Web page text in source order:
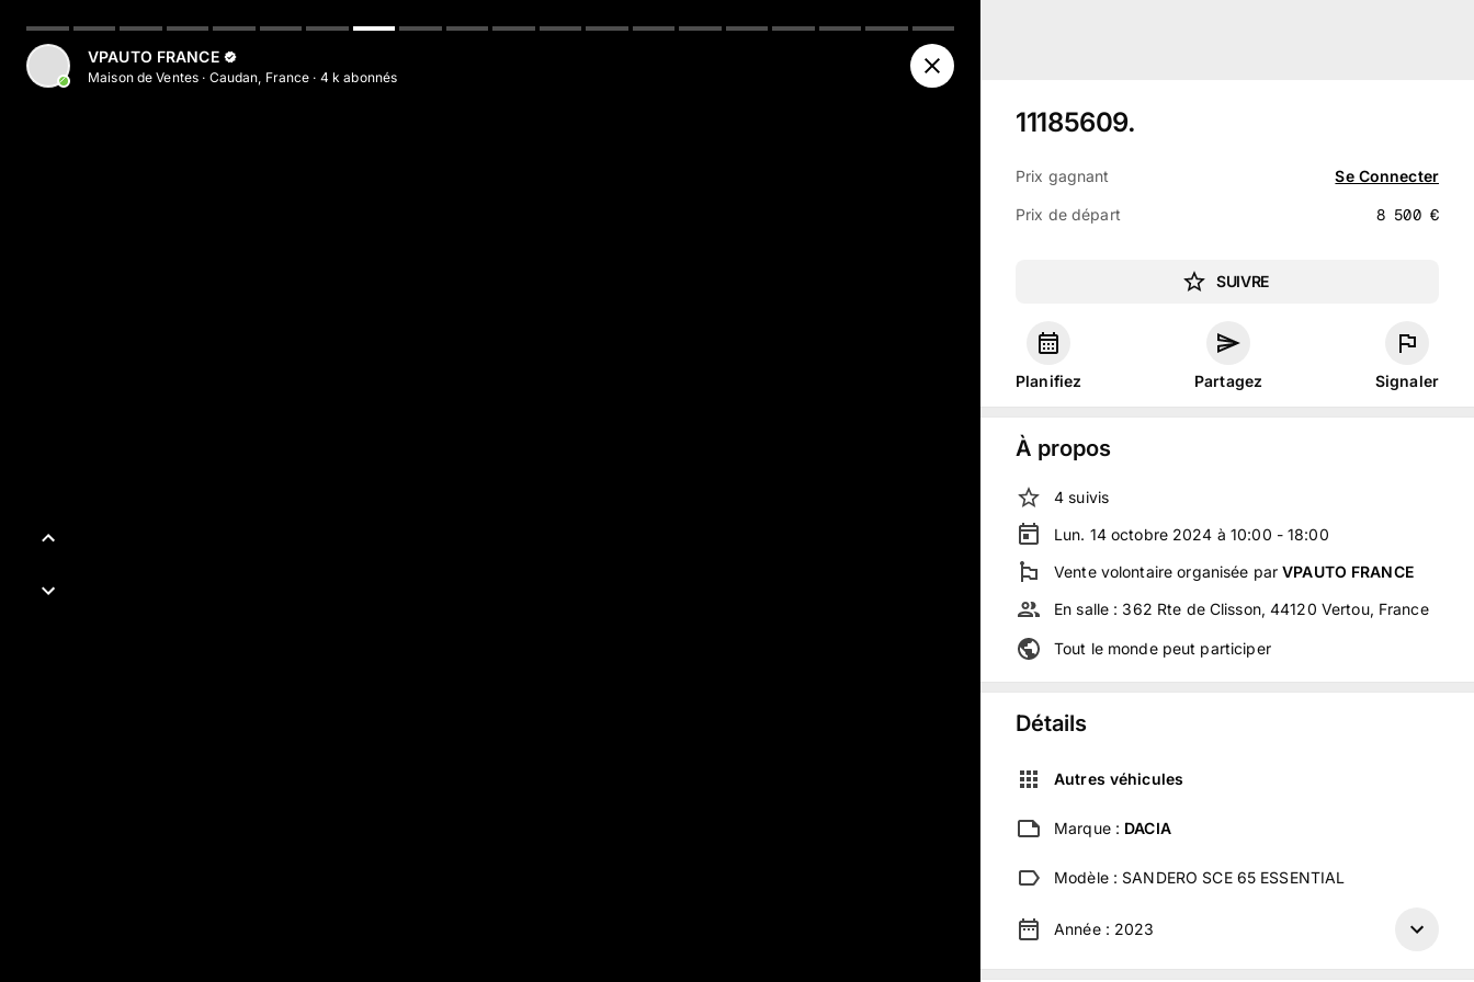
VPAUTO FRANCE
Maison de Ventes · Caudan, France · 4 k abonnés
11185609.
Prix gagnant Se Connecter
Prix de départ 8 500 €
SUIVRE
Planifiez Partagez Signaler
À propos
4 suivis
Lun. 14 octobre 2024 à 10:00 - 18:00
Vente volontaire organisée parVPAUTO FRANCE
En salle : 362 Rte de Clisson, 44120 Vertou, France
Tout le monde peut participer
Détails
Autres véhicules
Marque : DACIA
Modèle : SANDERO SCE 65 ESSENTIAL
Année : 2023